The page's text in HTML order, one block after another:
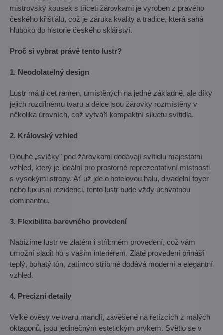
mistrovský kousek s třiceti žárovkami je vyroben z pravého
českého křišťálu, což je záruka kvality a tradice, která sahá
hluboko do historie českého sklářství.
Proč si vybrat právě tento lustr?
1. Neodolatelný design
Lustr má třicet ramen, umístěných na jedné základně, ale díky
jejich rozdílnému tvaru a délce jsou žárovky rozmístěny v
několika úrovních, což vytváří kompaktní siluetu svítidla.
2. Královský vzhled
Dlouhé „svíčky" pod žárovkami dodávají svítidlu majestátní
vzhled, který je ideální pro prostorné reprezentativní místnosti
s vysokými stropy. Ať už jde o hotelovou halu, divadelní foyer
nebo luxusní rezidenci, tento lustr bude vždy úchvatnou
dominantou.
3. Flexibilita barevného provedení
Nabízíme lustr ve zlatém i stříbrném provedení, což vám
umožní sladit ho s vaším interiérem. Zlaté provedení přináší
teplý, bohatý tón, zatímco stříbrné dodává moderní a elegantní
vzhled.
4. Precizní detaily
Velké ověsy ve tvaru mandlí, zavěšené na řetízcích z malých
oktagonů, jsou jedinečným estetickým prvkem. Světlo se v